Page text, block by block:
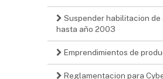
Suspender habilitacion de
hasta año 2003
Emprendimientos de
Reglamentacion para